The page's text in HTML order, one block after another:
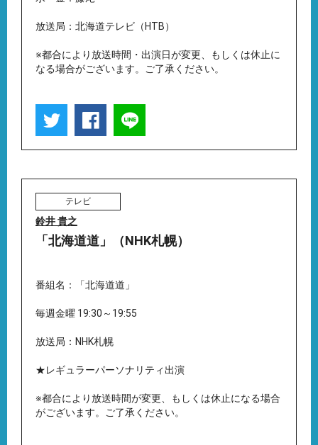
放送局：北海道テレビ（HTB）
※都合により放送時間・出演日が変更、もしくは休止に
なる場合がございます。ご了承ください。
テレビ
鈴井 貴之
「北海道道」（NHK札幌）
番組名：「北海道道」
毎週金曜 19:30～19:55
放送局：NHK札幌
★レギュラーパーソナリティ出演
※都合により放送時間が変更、もしくは休止になる場合
がございます。ご了承ください。